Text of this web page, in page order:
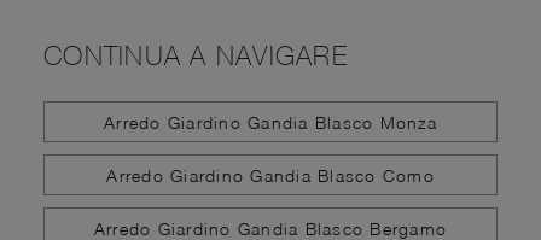
CONTINUA A NAVIGARE
Arredo Giardino Gandia Blasco Monza
Arredo Giardino Gandia Blasco Como
Arredo Giardino Gandia Blasco Bergamo